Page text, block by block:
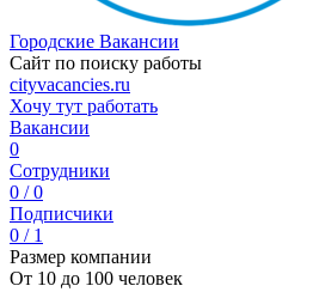
Городские Вакансии
Сайт по поиску работы
cityvacancies.ru
Хочу тут работать
Вакансии
0
Сотрудники
0 / 0
Подписчики
0 / 1
Размер компании
От 10 до 100 человек